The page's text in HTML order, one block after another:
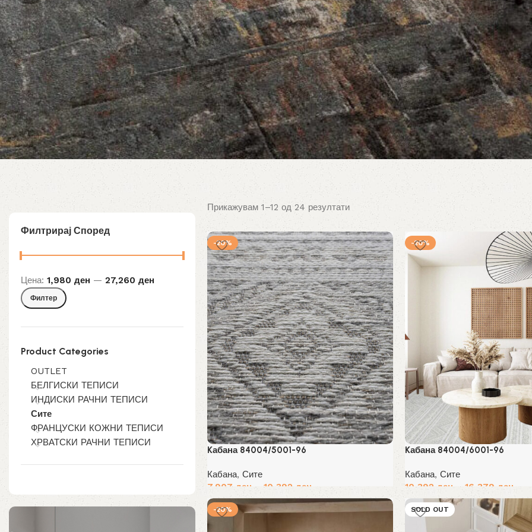
Филтрирај Според
Мин.
цена
Макс.
цена
Филтер
Цена: 1,980 ден — 27,260 ден
Product Categories
OUTLET
БЕЛГИСКИ ТЕПИСИ
ИНДИСКИ РАЧНИ ТЕПИСИ
Сите
ФРАНЦУСКИ КОЖНИ ТЕПИСИ
ХРВАТСКИ РАЧНИ ТЕПИСИ
Прикажувам 1–12 од 24 резултати
-20%
Kабана 84004/5001-96
Кабана, Сите
7,907 ден – 10,392 ден
Избери опции
-20%
Kабана 84004/6001-96
Кабана, Сите
10,392 ден – 16,379 ден
Избери опции
-20% SOLD OUT